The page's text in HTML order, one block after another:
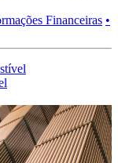
Financeiras •